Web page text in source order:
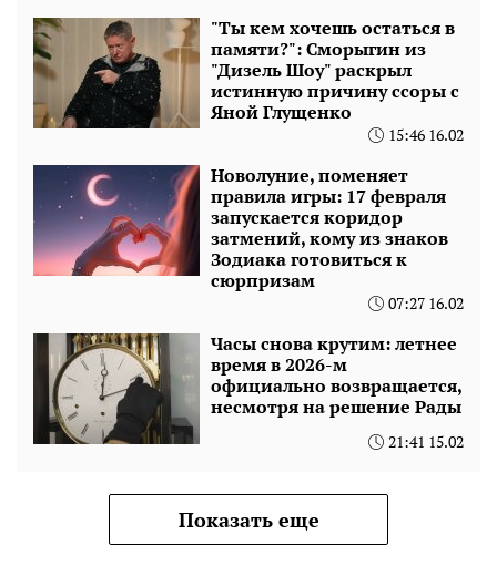
"Ты кем хочешь остаться в
памяти?": Сморыгин из
"Дизель Шоу" раскрыл
истинную причину ссоры с
Яной Глущенко
15:46 16.02
Новолуние, поменяет
правила игры: 17 февраля
запускается коридор
затмений, кому из знаков
Зодиака готовиться к
сюрпризам
07:27 16.02
Часы снова крутим: летнее
время в 2026-м
официально возвращается,
несмотря на решение Рады
21:41 15.02
Показать еще